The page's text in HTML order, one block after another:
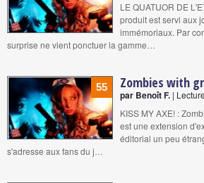
LE QUATUOR DE
produit est servi aux
immémoriaux. Par
surprise ne vient ponctuer la gamme…
55 Zombies with
par Benoît F. |
KISS MY AXE! :
est une extension
éditorial un peu
s'adresse aux fans du j…